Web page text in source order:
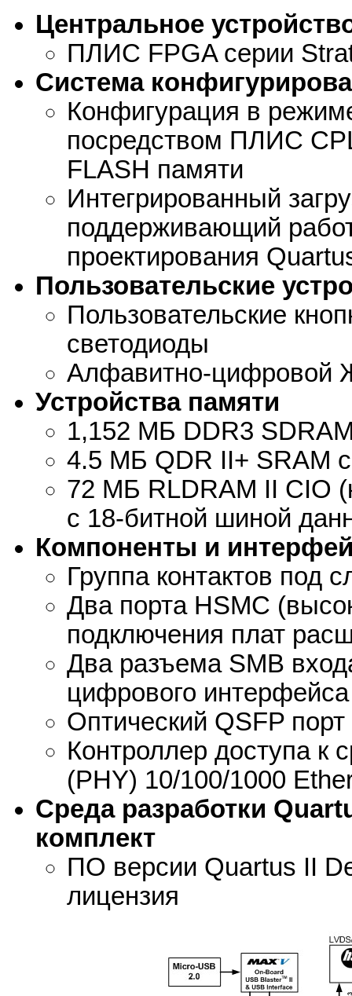
Центральное
ПЛИС FPGA серии
Система
Конфигурация в
посредством ПЛИС
FLASH памяти
Интегрированный
поддерживающий
проектирования
Пользовательские
Пользовательские
светодиоды
Алфавитно-цифровой
Устройства памяти
1,152 МБ DDR3
4.5 МБ QDR II+ SRAM
72 МБ RLDRAM II CIO
c 18-битной шиной
Компоненты и
Группа контактов под
Два порта HSMC
подключения плат
Два разъема SMB
цифрового
Оптический QSFP порт
Контроллер доступа к
(PHY) 10/100/1000
Среда разработки
комплект
ПО версии Quartus II
лицензия